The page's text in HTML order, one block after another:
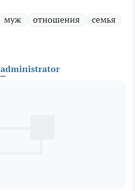
муж отношения
семья
administrator